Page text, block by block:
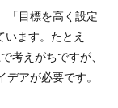
「目標を高く設定
ます。たとえ
考えがちですが、
アが必要です。